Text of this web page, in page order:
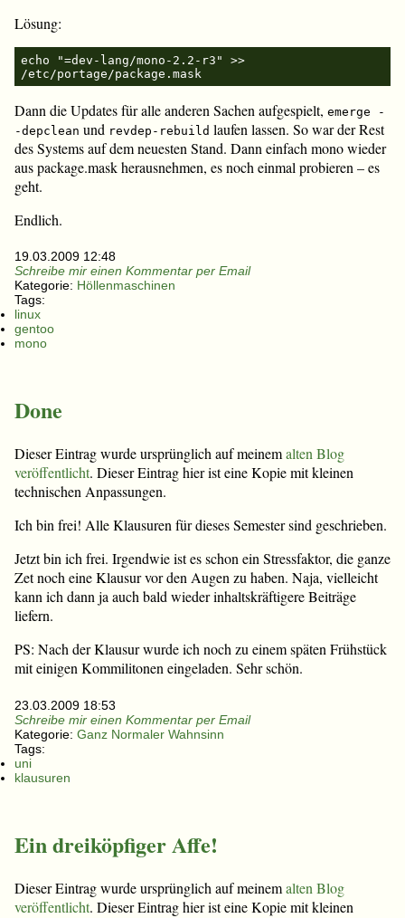
Lösung:
echo "=dev-lang/mono-2.2-r3" >>
Dann die Updates für alle anderen Sachen aufgespielt, emerge -
-depclean und revdep-rebuild laufen lassen. So war der Rest
des Systems auf dem neuesten Stand. Dann einfach mono wieder
aus package.mask herausnehmen, es noch einmal probieren – es
geht.
Endlich.
19.03.2009 12:48
Schreibe mir einen Kommentar per Email
Kategorie: Höllenmaschinen
Tags:
linux
gentoo
mono
Done
Dieser Eintrag wurde ursprünglich auf meinemalten Blog
veröffentlicht. Dieser Eintrag hier ist eine Kopie mit kleinen
technischen Anpassungen.
Ich bin frei! Alle Klausuren für dieses Semester sind geschrieben.
Jetzt bin ich frei. Irgendwie ist es schon ein Stressfaktor, die ganze
Zet noch eine Klausur vor den Augen zu haben. Naja, vielleicht
kann ich dann ja auch bald wieder inhaltskräftigere Beiträge
liefern.
PS: Nach der Klausur wurde ich noch zu einem späten Frühstück
mit einigen Kommilitonen eingeladen. Sehr schön.
23.03.2009 18:53
Schreibe mir einen Kommentar per Email
Kategorie: Ganz Normaler Wahnsinn
Tags:
uni
klausuren
Ein dreiköpfiger Affe!
Dieser Eintrag wurde ursprünglich auf meinemalten Blog
veröffentlicht. Dieser Eintrag hier ist eine Kopie mit kleinen